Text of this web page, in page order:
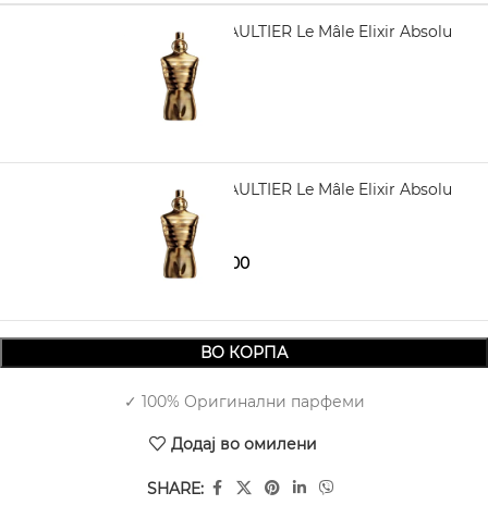
JEAN PAUL GAULTIER Le Mâle Elixir Absolu
Parfum 75 ml
5.970,00
JEAN PAUL GAULTIER Le Mâle Elixir Absolu
Parfum 125 ml
7.730,007.280,00
ВО КОРПА
✓ 100% Оригинални парфеми
Додај во омилени
SHARE: